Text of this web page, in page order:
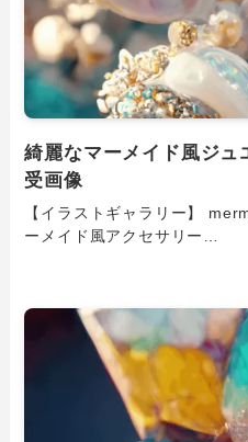
綺麗なマーメイド風ジュ
受画像
【イラストギャラリー】
ーメイド風アクセサリー…